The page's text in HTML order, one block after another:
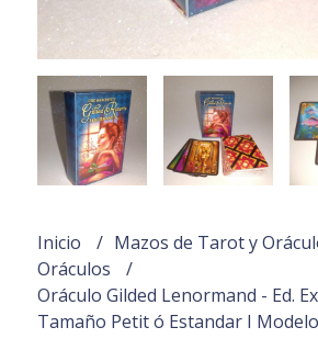
Inicio
Mazos de Tarot y
Oráculos
Oráculo Gilded Lenormand - Ed.
Tamaño Petit ó Estandar I